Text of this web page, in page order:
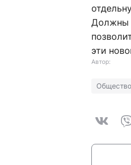
Должны
эти
Автор:
Общество